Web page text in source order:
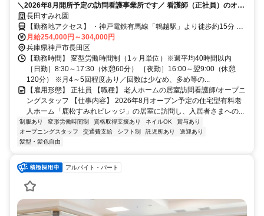
＼2026年8月開所予定の訪問看護事業所です／ 看護師（正社員）のオー
プニング募集！みんな一緒のスタートで安心＊
長田すみれ園
【勤務地アクセス】 ・神戸電鉄有馬線「鵯越駅」より徒歩約15分 ・
各線「新開地駅」より車で約13分 ＼「高速長田駅」から無料送迎バ
スあり／ 〇車・バイク・自転車通勤OK（無料駐車場あり）
月給254,000円～304,000円
兵庫県神戸市長田区
【勤務時間】 変型労働時間制（1ヶ月単位）※週平均40時間以内
［日勤］8:30～17:30（休憩60分） ［夜勤］16:00～翌9:00（休憩
120分） ※月4～5回程度あり／回数は少なめ、多め等の...
【雇用形態】 正社員 【職種】 老人ホームの居室訪問看護師/オープニ
ングスタッフ 【仕事内容】 2026年8月オープン予定の住宅型有料老
人ホーム「鹿松すみれビレッジ」の居室に訪問し、入居者さまへの...
制服あり 変形労働時間制 資格取得支援あり ネイルOK
賞与あり
オープニングスタッフ
交通費支給 シフト制 託児所あり
送迎あり
髪型・髪色自由
アルバイト・パート